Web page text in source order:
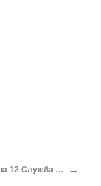
Глава 12 Служба связи →